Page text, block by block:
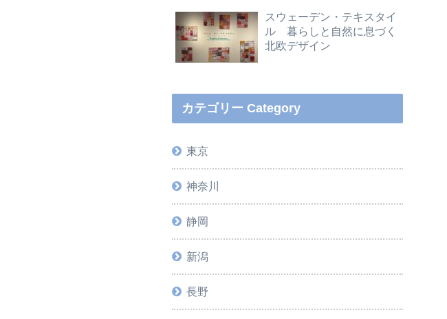
スウェーデン・テキスタイ
ル 暮らしと自然に息づく
北欧デザイン
カテゴリー Category
東京
神奈川
静岡
新潟
長野